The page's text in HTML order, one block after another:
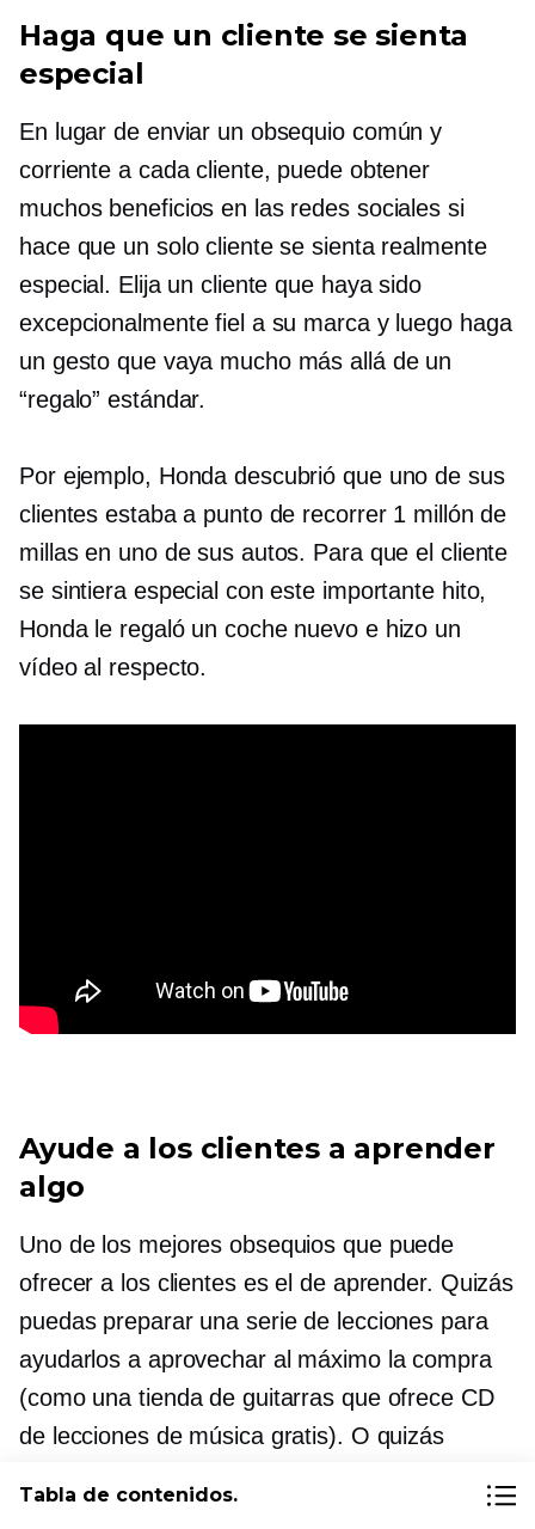
Haga que un cliente se sienta
especial
En lugar de enviar un obsequio común y
corriente a cada cliente, puede obtener
muchos beneficios en las redes sociales si
hace que un solo cliente se sienta realmente
especial. Elija un cliente que haya sido
excepcionalmente fiel a su marca y luego haga
un gesto que vaya mucho más allá de un
“regalo” estándar.
Por ejemplo, Honda descubrió que uno de sus
clientes estaba a punto de recorrer 1 millón de
millas en uno de sus autos. Para que el cliente
se sintiera especial con este importante hito,
Honda le regaló un coche nuevo e hizo un
vídeo al respecto.
Ayude a los clientes a aprender
algo
Uno de los mejores obsequios que puede
ofrecer a los clientes es el de aprender. Quizás
puedas preparar una serie de lecciones para
ayudarlos a aprovechar al máximo la compra
(como una tienda de guitarras que ofrece CD
de lecciones de música gratis). O quizás
complementen la compra (como una tienda de
Tabla de contenidos.